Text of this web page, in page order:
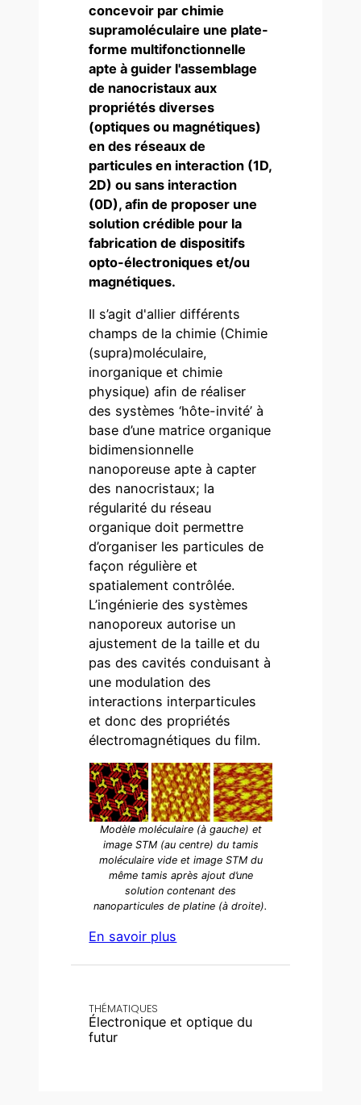
THÉMATIQUES
Électronique et optique du
futur
concevoir par chimie
supramoléculaire une plate-
forme multifonctionnelle
apte à guider l'assemblage
de nanocristaux aux
propriétés diverses
(optiques ou magnétiques)
en des réseaux de
particules en interaction (1D,
2D) ou sans interaction
(0D), afin de proposer une
solution crédible pour la
fabrication de dispositifs
opto-électroniques et/ou
magnétiques.
Il s’agit d'allier différents
champs de la chimie (Chimie
(supra)moléculaire,
inorganique et chimie
physique) afin de réaliser
des systèmes ‘hôte-invité’ à
base d’une matrice organique
bidimensionnelle
nanoporeuse apte à capter
des nanocristaux; la
régularité du réseau
organique doit permettre
d’organiser les particules de
façon régulière et
spatialement contrôlée.
L’ingénierie des systèmes
nanoporeux autorise un
ajustement de la taille et du
pas des cavités conduisant à
une modulation des
interactions interparticules
et donc des propriétés
électromagnétiques du film.
Modèle moléculaire (à gauche) et
image STM (au centre) du tamis
moléculaire vide et image STM du
même tamis après ajout d’une
solution contenant des
nanoparticules de platine (à droite).
En savoir plus